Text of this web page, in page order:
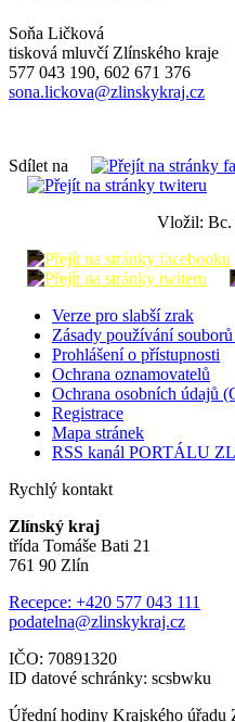
Soňa Ličková
tisková mluvčí Zlínského kraje
577 043 190, 602 671 376
sona.lickova@zlinskykraj.cz
Sdílet na
Vložil: Bc.
Verze pro slabší zrak
Zásady používání
Prohlášení o přístupnosti
Ochrana oznamovatelů
Ochrana osobních údajů
Registrace
Mapa stránek
RSS kanál PORTÁLU
Rychlý kontakt
Zlínský kraj
třída Tomáše Bati 21
761 90 Zlín
Recepce: +420 577 043 111
podatelna@zlinskykraj.cz
IČO: 70891320
ID datové schránky: scsbwku
Úřední hodiny Krajského úřadu